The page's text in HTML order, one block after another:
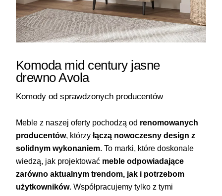
Komoda mid century jasne
drewno Avola
Komody od sprawdzonych producentów
Meble z naszej oferty pochodzą od renomowanych
producentów, którzy łączą nowoczesny design z
solidnym wykonaniem. To marki, które doskonale
wiedzą, jak projektować meble odpowiadające
zarówno aktualnym trendom, jak i potrzebom
użytkowników. Współpracujemy tylko z tymi